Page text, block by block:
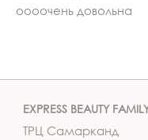
оооочень довольна
EXPRESS BEAUTY
ТРЦ Самарканд